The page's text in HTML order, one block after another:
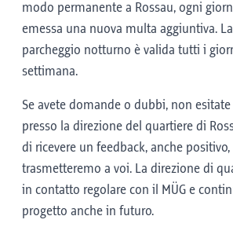
modo permanente a Rossau, ogni
emessa una nuova multa aggiuntiva.
parcheggio notturno è valida tutti i
settimana.
Se avete domande o dubbi, non
presso la direzione del quartiere di
di ricevere un feedback, anche positivo,
trasmetteremo a voi. La direzione di
in contatto regolare con il MÜG e
progetto anche in futuro.